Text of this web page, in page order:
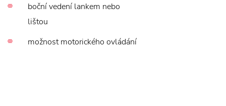
boční vedení lankem nebo
lištou
možnost motorického ovládání